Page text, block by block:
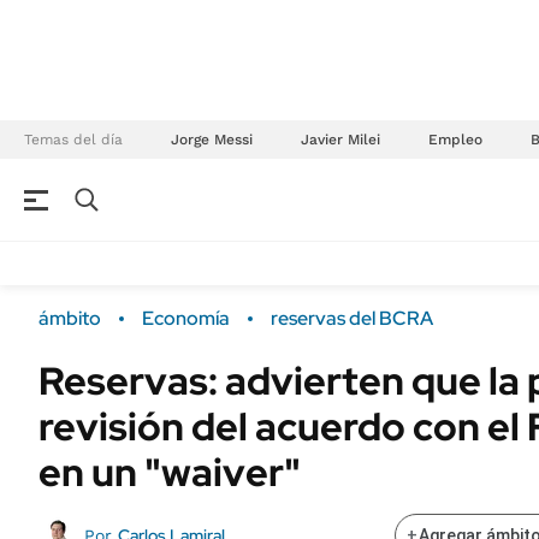
Temas del día Jorge Messi Javier Milei Empleo
Campo
FINANZAS
Dólar
Sustentabilidad
Seguros
ámbito Economía reservas del BCRA
Reservas: advierten que la
revisión del acuerdo con el
en un "waiver"